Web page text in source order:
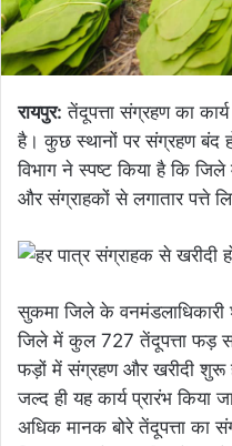
रायपुर: तेंदूपत्ता संग्रहण का
है। कुछ स्थानों पर संग्रहण बंद
विभाग ने स्पष्ट किया है कि जिले
और संग्राहकों से लगातार पत्ते
सुकमा जिले के वनमंडलाधिकारी
जिले में कुल 727 तेंदूपत्ता फड़
फड़ों में संग्रहण और खरीदी शुरू
जल्द ही यह कार्य प्रारंभ
अधिक मानक बोरे तेंदूपत्ता का